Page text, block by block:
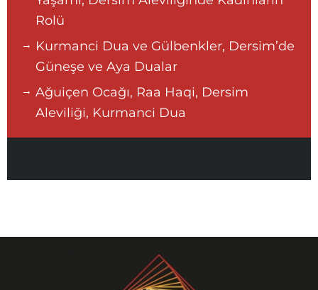
Rolü
Kurmanci Dua ve Gülbenkler, Dersim’de
Güneşe ve Aya Dualar
Ağuiçen Ocağı, Raa Haqi, Dersim
Aleviliği, Kurmanci Dua